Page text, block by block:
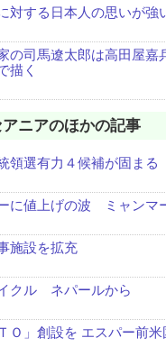
対する日本人の思いが強
の司馬遼太郎は高田屋嘉
描く
ニアのほかの記事
領選有力４候補が固まる
に値上げの波 ミャンマ
施設を拡充
クル ネパールから
Ｏ」創設を エスパー前